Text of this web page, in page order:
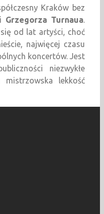
Kraków bez
i Grzegorza Turnaua.
od lat artyści, choć
najwięcej czasu
koncertów. Jest
niezwykłe
mistrzowska lekkość